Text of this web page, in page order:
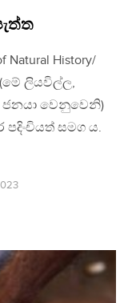
Natural History/
(මේ ලියවිල්ල,
ජනයා වෙනුවෙනි)
සමග ය.